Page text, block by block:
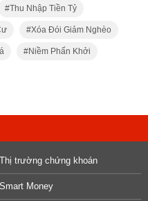
Thu Nhập Tiền Tỷ
Xóa Đói Giảm Nghèo
Niềm Phấn Khởi
Thị trường chứng khoán
Smart Money